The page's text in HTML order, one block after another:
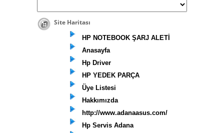
Site Haritası
HP NOTEBOOK ŞARJ ALETİ
Anasayfa
Hp Driver
HP YEDEK PARÇA
Üye Listesi
Hakkımızda
http://www.adanaasus.com/
Hp Servis Adana